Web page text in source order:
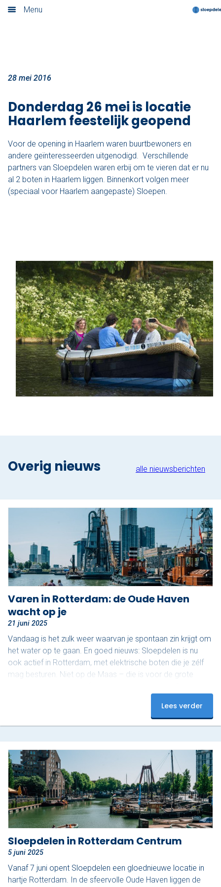
Menu
Boek nu
Locaties
Amsterdam
Utrecht
Rotterdam
Haarlem
Loosdrecht
Vecht
Tarieven
Lidmaatschap
Bedrijfsuitjes op het water!
Alle evenementen
Klassieke sloep
XL Lounge sloep
Over Sloepdelen
Veel gestelde vragen
Werken bij Sloepdelen
Algemene voorwaarden
Nu reserveren
Haarlem officieel geopend!
28 mei 2016
Donderdag 26 mei is locatie
Haarlem feestelijk geopend
Voor de opening in Haarlem waren buurtbewoners en
andere geïnteresseerden uitgenodigd. Verschillende
partners van Sloepdelen waren erbij om te vieren dat er nu
al 2 boten in Haarlem liggen. Binnenkort volgen meer
(speciaal voor Haarlem aangepaste) Sloepen.
Overig nieuws alle nieuwsberichten
Varen in Rotterdam: de Oude Haven
wacht op je
21 juni 2025
Vandaag is het zulk weer waarvan je spontaan zin krijgt om
het water op te gaan. En goed nieuws: Sloepdelen is nu
ook actief in Rotterdam, met elektrische boten die je zélf
mag besturen. Niet op de Maas – die is voor de grote
Haven. En dat maakt het juist zo relaxed. Ontdek het
mooiste stukje van Rotterdam De Oude Haven is een van
Lees verder
Sloepdelen in Rotterdam Centrum
5 juni 2025
Vanaf 7 juni opent Sloepdelen een gloednieuwe locatie in
hartje Rotterdam. In de sfeervolle Oude Haven liggen de